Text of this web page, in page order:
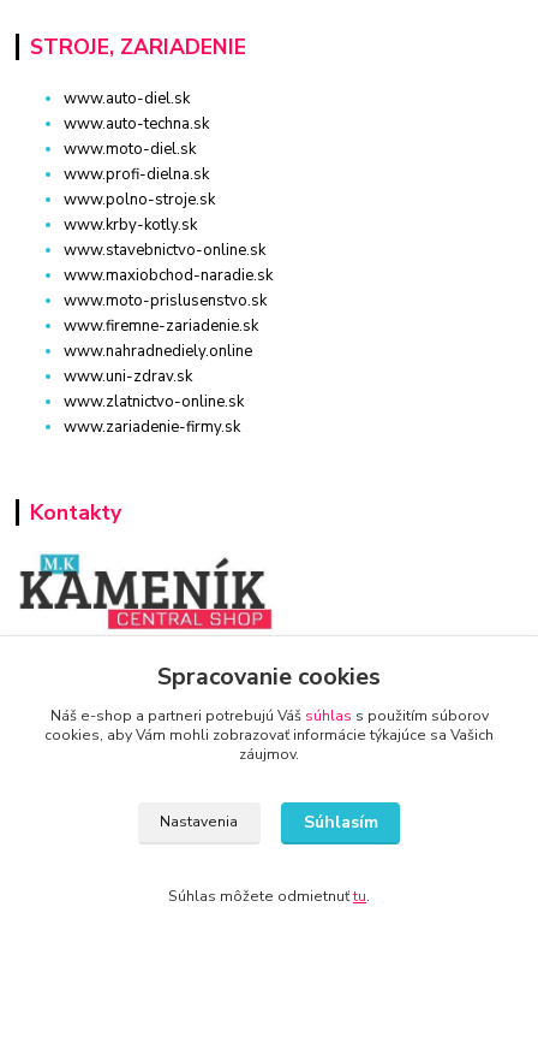
STROJE, ZARIADENIE
www.auto-diel.sk
www.auto-techna.sk
www.moto-diel.sk
www.profi-dielna.sk
www.polno-stroje.sk
www.krby-kotly.sk
www.stavebnictvo-online.sk
www.maxiobchod-naradie.sk
www.moto-prislusenstvo.sk
www.firemne-zariadenie.sk
www.nahradnediely.online
www.uni-zdrav.sk
www.zlatnictvo-online.sk
www.zariadenie-firmy.sk
Kontakty
www.zariadenie-firmy.sk
+421 940 949 000
Spracovanie cookies
Náš e-shop a partneri potrebujú Váš súhlas s použitím súborov
cookies, aby Vám mohli zobrazovať informácie týkajúce sa Vašich
záujmov.
Nastavenia Súhlasím
Súhlas môžete odmietnuťtu.